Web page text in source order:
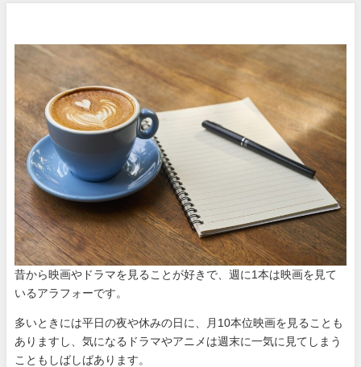
昔から映画やドラマを見ることが好きで、週に1本は映画を見て
いるアラフォーです。
多いときには平日の夜や休みの日に、月10本位映画を見ることも
ありますし、気になるドラマやアニメは週末に一気に見てしまう
こともしばしばあります。